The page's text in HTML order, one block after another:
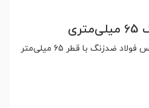
دارای تیغه‌ای بسیار تیز از جنس فولاد ضدزنگ با قطر 65 میلی‌متر